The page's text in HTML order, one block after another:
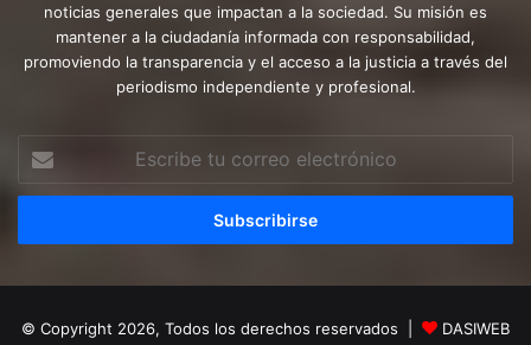
noticias generales que impactan a la sociedad. Su misión es
mantener a la ciudadanía informada con responsabilidad,
promoviendo la transparencia y el acceso a la justicia a través del
periodismo independiente y profesional.
correo
© Copyright 2026, Todos los derechos reservados |
DASIWEB